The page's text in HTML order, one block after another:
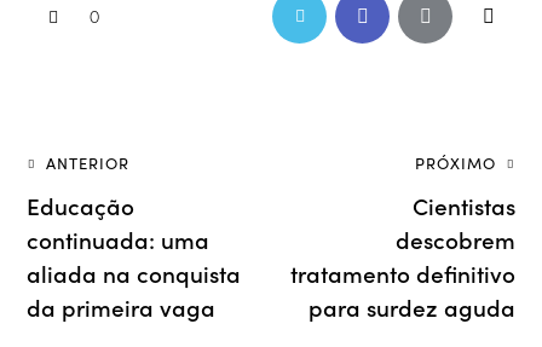
0
ANTERIOR
Educação
continuada: uma
aliada na conquista
da primeira vaga
PRÓXIMO
Cientistas
descobrem
tratamento definitivo
para surdez aguda